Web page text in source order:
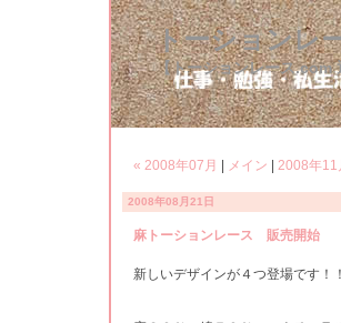
トーションレ
【トーションレース.com
« 2008年07月 メイン 2008年11
2008年08月21日
麻トーションレース 販売開始
新しいデザインが４つ登場です！！